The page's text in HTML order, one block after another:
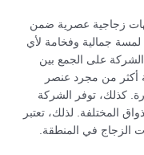
زجاجية عصرية ضمن
جمالية وفخامة لأي
على الجمع بين
أكثر من مجرد عنصر
كذلك، توفر الشركة
المختلفة. لذلك، تعتبر
الزجاج في المنطقة.